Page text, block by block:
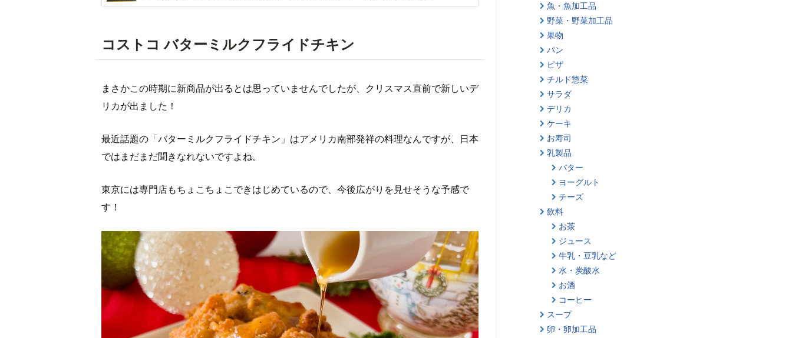
コストコ バターミルクフライドチキン
まさかこの時期に新商品が出るとは思っていませんでしたが、クリスマス直前で新しいデ
リカが出ました！
最近話題の「バターミルクフライドチキン」はアメリカ南部発祥の料理なんですが、日本
ではまだまだ聞きなれないですよね。
東京には専門店もちょこちょこできはじめているので、今後広がりを見せそうな予感で
す！
魚・魚加工品
野菜・野菜加工品
果物
パン
ピザ
チルド惣菜
サラダ
デリカ
ケーキ
お寿司
乳製品
バター
ヨーグルト
チーズ
飲料
お茶
ジュース
牛乳・豆乳など
水・炭酸水
お酒
コーヒー
スープ
卵・卵加工品